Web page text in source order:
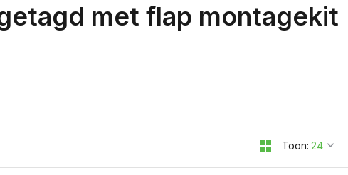
met flap montagekit
Toon: